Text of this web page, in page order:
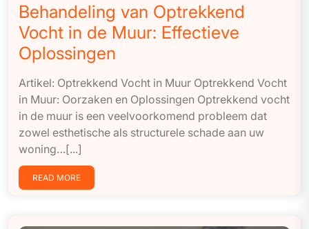
Behandeling van Optrekkend
Vocht in de Muur: Effectieve
Oplossingen
Artikel: Optrekkend Vocht in Muur Optrekkend Vocht
in Muur: Oorzaken en Oplossingen Optrekkend vocht
in de muur is een veelvoorkomend probleem dat
zowel esthetische als structurele schade aan uw
woning…[...]
READ MORE